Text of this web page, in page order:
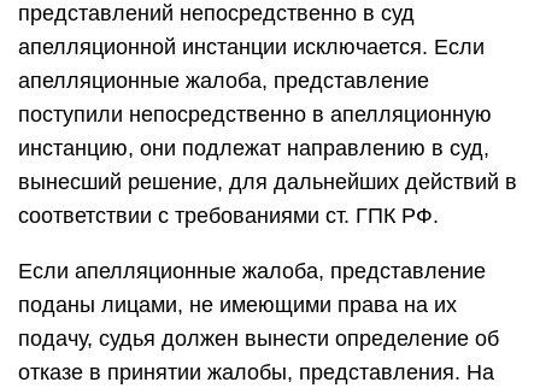
представлений непосредственно в суд
апелляционной инстанции исключается. Если
апелляционные жалоба, представление
поступили непосредственно в апелляционную
инстанцию, они подлежат направлению в суд,
вынесший решение, для дальнейших действий в
соответствии с требованиями ст. ГПК РФ.
Если апелляционные жалоба, представление
поданы лицами, не имеющими права на их
подачу, судья должен вынести определение об
отказе в принятии жалобы, представления. На